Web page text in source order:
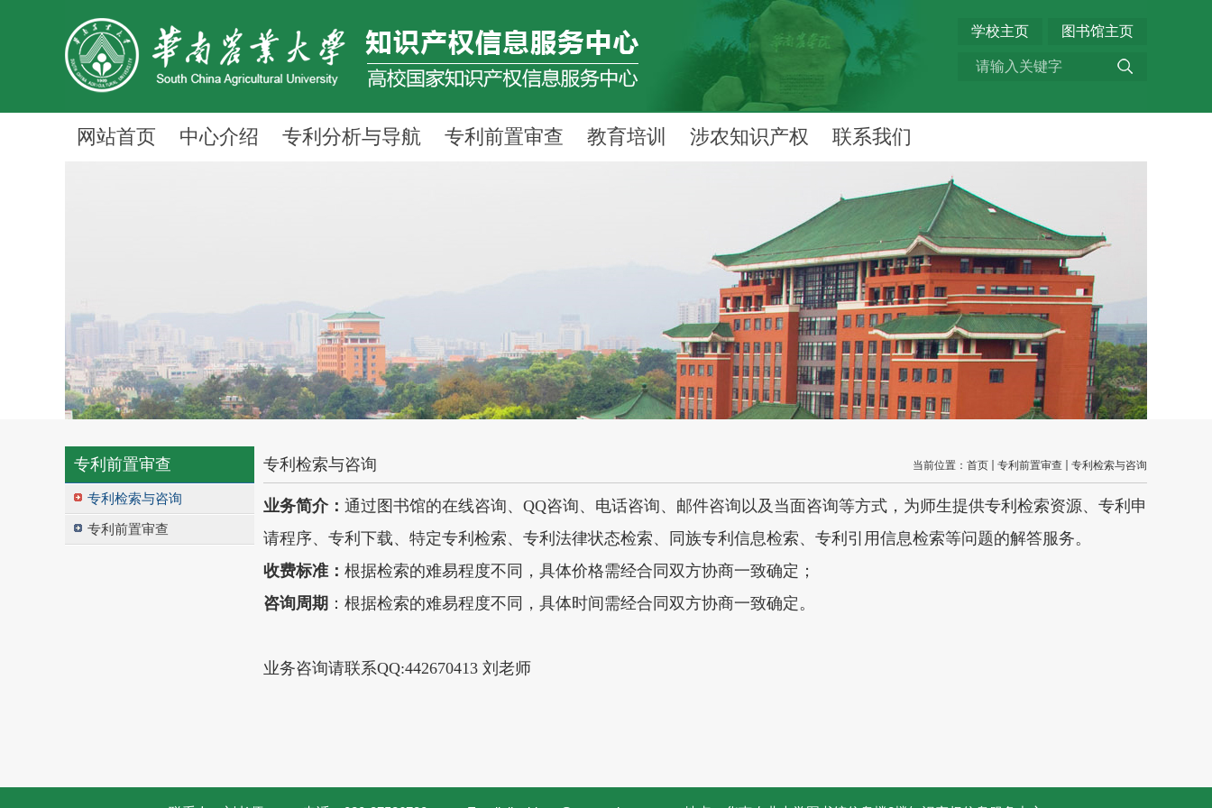
学校主页 图书馆主页
网站首页 中心介绍 专利分析与导航 专利前置审查 教育培训 涉农知识产权 联系我们
专利前置审查
专利检索与咨询
专利前置审查
专利检索与咨询 当前位置： 首页 专利前置审查 专利检索与咨询
业务简介： 通过图书馆的在线咨询、 QQ咨询、电话咨询、邮件咨询以及当面咨询等方式，为师生提供专利检索资源、专利申
请程序、专利下载、特定专利检索、专利法律状态检索、同族专利信息检索、专利引用信息检索等问题的解答服务。
收费标准： 根据检索的难易程度不同，具体价格需经合同双方协商一致确定；
咨询周期 ： 根据检索的难易程度不同，具体时间需经合同双方协商一致确定。
业务咨询请联系QQ:442670413 刘老师